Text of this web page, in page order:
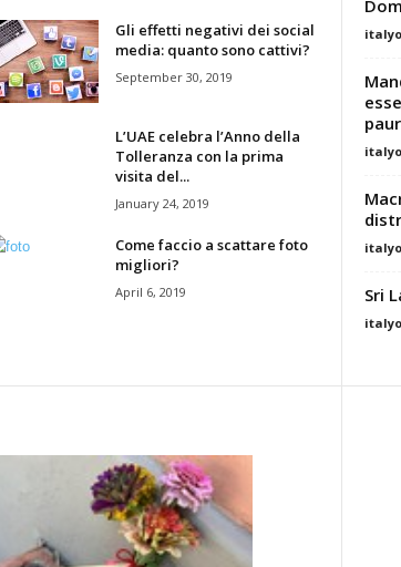
Gli effetti negativi dei social
media: quanto sono cattivi?
September 30, 2019
L’UAE celebra l’Anno della
Tolleranza con la prima
visita del...
January 24, 2019
Come faccio a scattare foto
migliori?
April 6, 2019 Sri